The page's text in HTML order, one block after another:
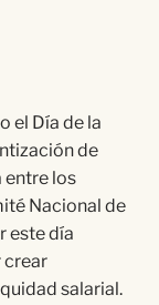
el Día de la
de
entre los
Nacional de
este día
crear
salarial.